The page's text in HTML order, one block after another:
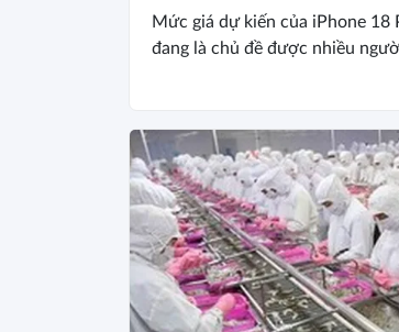
Mức giá dự kiến của iPhone 18
đang là chủ đề được nhiều